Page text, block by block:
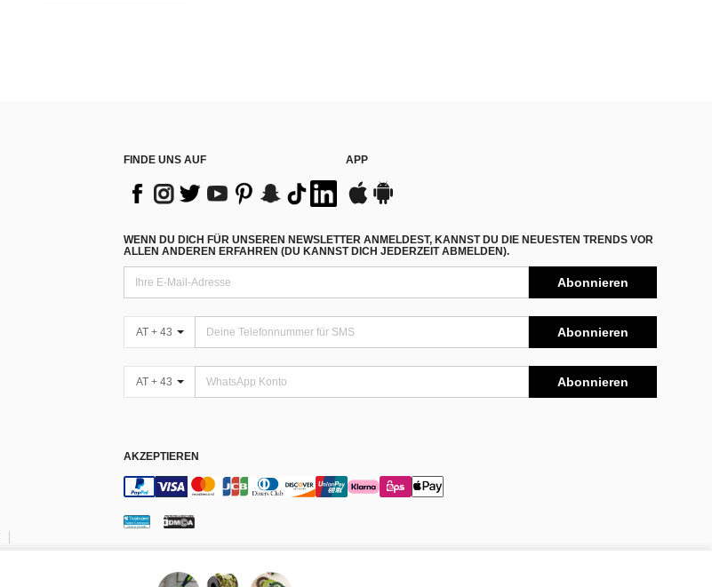
FINDE UNS AUF APP
WENN DU DICH FÜR UNSEREN NEWSLETTER ANMELDEST, KANNST DU DIE NEUESTEN TRENDS VOR
ALLEN ANDEREN ERFAHREN (DU KANNST DICH JEDERZEIT ABMELDEN).
Abonnieren
AT + 43 Abonnieren
AT + 43 Abonnieren
AKZEPTIEREN